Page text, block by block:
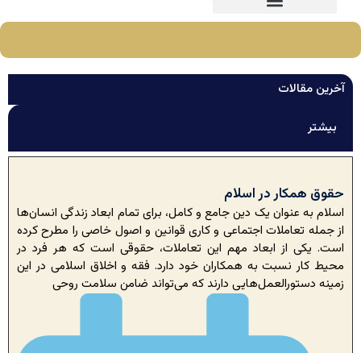
اینجا کلیک کنید
آخرین مقالات
بیشتر
حقوق همکار در اسلام
اسلام به عنوان یک دین جامع و کامل، برای تمام ابعاد زندگی انسان‌ها
از جمله تعاملات اجتماعی و کاری قوانین و اصول خاصی را مطرح کرده
است. یکی از ابعاد مهم این تعاملات، حقوقی است که هر فرد در
محیط کار نسبت به همکاران خود دارد. فقه و اخلاق اسلامی در این
زمینه دستورالعمل‌هایی دارند که می‌تواند ضامن سلامت روحی